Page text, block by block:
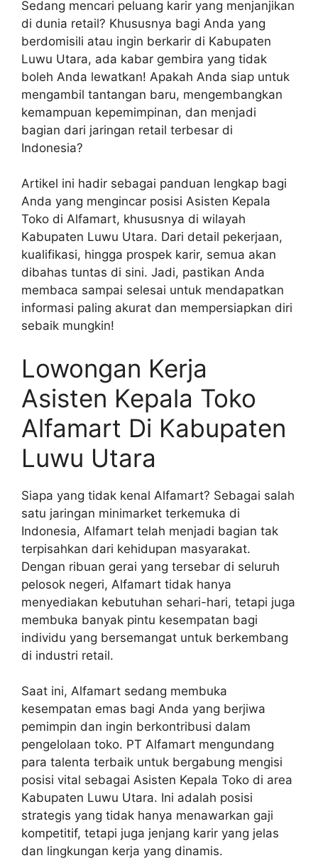
Sedang mencari peluang karir yang menjanjikan
di dunia retail? Khususnya bagi Anda yang
berdomisili atau ingin berkarir di Kabupaten
Luwu Utara, ada kabar gembira yang tidak
boleh Anda lewatkan! Apakah Anda siap untuk
mengambil tantangan baru, mengembangkan
kemampuan kepemimpinan, dan menjadi
bagian dari jaringan retail terbesar di
Indonesia?
Artikel ini hadir sebagai panduan lengkap bagi
Anda yang mengincar posisi Asisten Kepala
Toko di Alfamart, khususnya di wilayah
Kabupaten Luwu Utara. Dari detail pekerjaan,
kualifikasi, hingga prospek karir, semua akan
dibahas tuntas di sini. Jadi, pastikan Anda
membaca sampai selesai untuk mendapatkan
informasi paling akurat dan mempersiapkan diri
sebaik mungkin!
Lowongan Kerja
Asisten Kepala Toko
Alfamart Di Kabupaten
Luwu Utara
Siapa yang tidak kenal Alfamart? Sebagai salah
satu jaringan minimarket terkemuka di
Indonesia, Alfamart telah menjadi bagian tak
terpisahkan dari kehidupan masyarakat.
Dengan ribuan gerai yang tersebar di seluruh
pelosok negeri, Alfamart tidak hanya
menyediakan kebutuhan sehari-hari, tetapi juga
membuka banyak pintu kesempatan bagi
individu yang bersemangat untuk berkembang
di industri retail.
Saat ini, Alfamart sedang membuka
kesempatan emas bagi Anda yang berjiwa
pemimpin dan ingin berkontribusi dalam
pengelolaan toko. PT Alfamart mengundang
para talenta terbaik untuk bergabung mengisi
posisi vital sebagai Asisten Kepala Toko di area
Kabupaten Luwu Utara. Ini adalah posisi
strategis yang tidak hanya menawarkan gaji
kompetitif, tetapi juga jenjang karir yang jelas
dan lingkungan kerja yang dinamis.